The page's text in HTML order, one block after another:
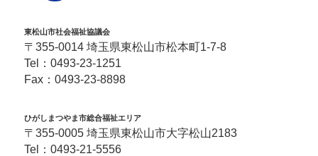
東松山市社会福祉協議会
〒355-0014 埼玉県東松山市松本町1-7-8
Tel： 0493-23-1251
Fax：0493-23-8898
ひがしまつやま市総合福祉エリア
〒355-0005 埼玉県東松山市大字松山2183
Tel： 0493-21-5556